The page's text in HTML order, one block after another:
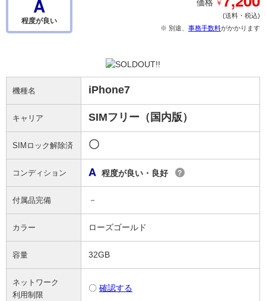
A
程度が良い
価格 ￥
(送料・税込)
※ 別途、 事務手数料がかかります
機種名 iPhone7
キャリア SIMフリー（国内版）
SIMロック解除済 〇
コンディション A 程度が良い・良好 ?
付属品完備 －
カラー ローズゴールド
容量 32GB
ネットワーク
利用制限
〇 確認する